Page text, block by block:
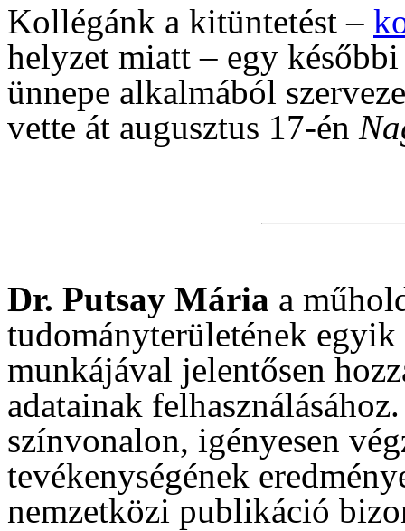
Kollégánk a kitüntetést –
helyzet miatt – egy
ünnepe alkalmából
vette át augusztus 17-én
Dr. Putsay Mária a
tudományterületének
munkájával jelentősen
adatainak
színvonalon, igényesen
tevékenységének
nemzetközi publikáció